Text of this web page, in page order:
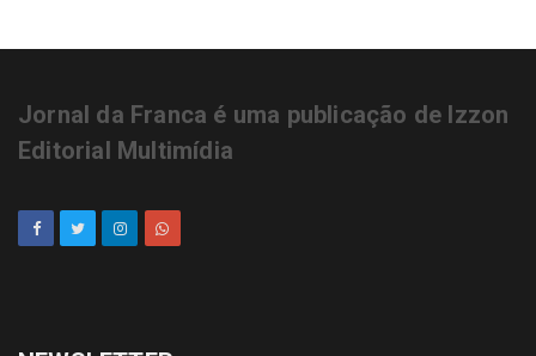
Jornal da Franca é uma publicação de Izzon
Editorial Multimídia